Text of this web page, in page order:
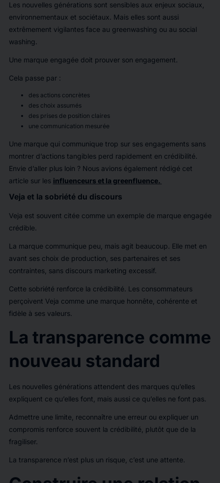
Les nouvelles générations sont sensibles aux enjeux sociaux,
environnementaux et sociétaux. Mais elles sont aussi
extrêmement vigilantes face au greenwashing ou au social
washing.
Une marque engagée doit prouver son engagement.
Cela passe par :
des actions concrètes
des choix assumés
des prises de position claires
une communication mesurée
Une marque qui communique trop sur ses engagements sans
montrer d’actions tangibles perd rapidement en crédibilité.
Envie d’aller plus loin ? Nous avions également rédigé cet
article sur les influenceurs et la greenfluence.
Veja et la sobriété du discours
Veja est souvent citée comme un exemple de marque engagée
crédible.
La marque communique peu, mais agit beaucoup. Elle met en
avant ses choix de production, ses partenaires et ses
contraintes, sans discours marketing excessif.
Cette sobriété renforce la crédibilité. Les consommateurs
perçoivent Veja comme une marque honnête, cohérente et
fidèle à ses valeurs.
La transparence comme
nouveau standard
Les nouvelles générations attendent des marques qu’elles
expliquent ce qu’elles font, mais aussi ce qu’elles ne font pas.
Admettre une limite, reconnaître une erreur ou expliquer un
compromis renforce souvent la crédibilité, plutôt que de la
fragiliser.
La transparence n’est plus un risque, c’est une attente.